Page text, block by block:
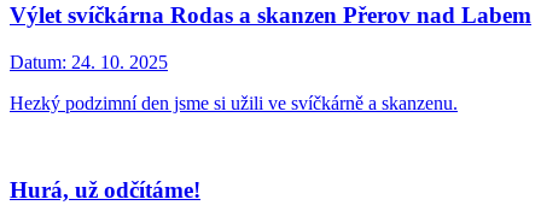
Výlet svíčkárna Rodas a skanzen Přerov nad Labem
Datum: 24. 10. 2025
Hezký podzimní den jsme si užili ve svíčkárně a skanzenu.
Hurá, už odčítáme!